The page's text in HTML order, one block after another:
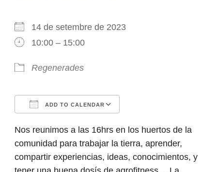
14 de setembre de 2023
10:00 – 15:00
Regenerades
ADD TO CALENDAR
Download ICS Google Calendar
Nos reunimos a las 16hrs en los huertos de la
comunidad para trabajar la tierra, aprender,
compartir experiencias, ideas, conocimientos, y